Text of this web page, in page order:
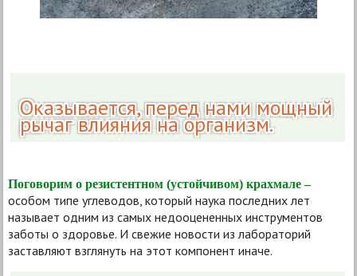
Оказывается, перед нами мощный
рычаг влияния на организм.
Поговорим о резистентном (устойчивом) крахмале –
особом типе углеводов, который наука последних лет
называет одним из самых недооцененных инструментов
заботы о здоровье. И свежие новости из лабораторий
заставляют взглянуть на этот компонент иначе.